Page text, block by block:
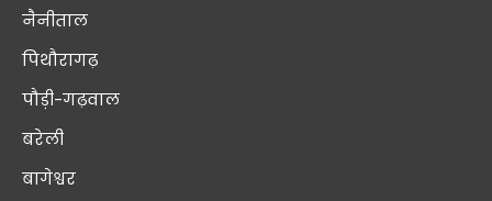
नैनीताल
पिथौरागढ़
पौड़ी-गढ़वाल
बरेली
बागेश्वर